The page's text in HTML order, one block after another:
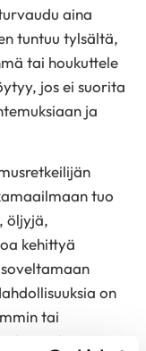
aina
tuntuu tylsältä,
tai houkuttele
jos ei suorita
ja
tuo
öljyjä,
kehittyä
on
tai
joka tuntuu